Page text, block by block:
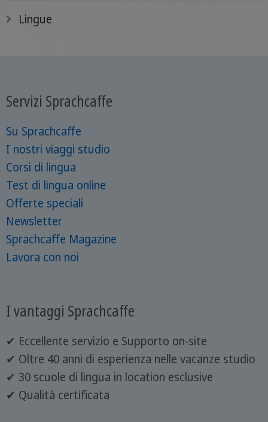
Lingue
Servizi Sprachcaffe
Su Sprachcaffe
I nostri viaggi studio
Corsi di lingua
Test di lingua online
Offerte speciali
Newsletter
Sprachcaffe Magazine
Lavora con noi
I vantaggi Sprachcaffe
✔ Eccellente servizio e Supporto on-site
✔ Oltre 40 anni di esperienza nelle vacanze studio
✔ 30 scuole di lingua in location esclusive
✔ Qualità certificata